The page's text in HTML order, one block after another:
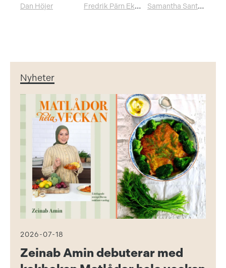
Dan Höjer
Fredrik Pärn Eklöv Samantha Santambrogio-Öberg
Nyheter
2026-07-18
Zeinab Amin debuterar med